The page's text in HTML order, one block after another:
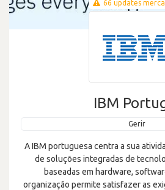
66 updates
IBM
Gerir
A IBM portuguesa centra a sua
de soluções integradas de
baseadas em hardware,
organização permite satisfazer as